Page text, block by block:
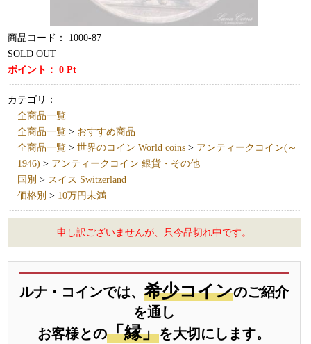
商品コード：
1000-87
SOLD OUT
ポイント：0 Pt
カテゴリ：
全商品一覧
全商品一覧 > おすすめ商品
全商品一覧 >世界のコイン World coins > アンティークコイン(～
1946) > アンティークコイン 銀貨・その他
国別 > スイス Switzerland
価格別 > 10万円未満
申し訳ございませんが、只今品切れ中です。
ルナ・コインでは、 希少コインのご紹介
を通し
お客様との「縁」を大切にします。